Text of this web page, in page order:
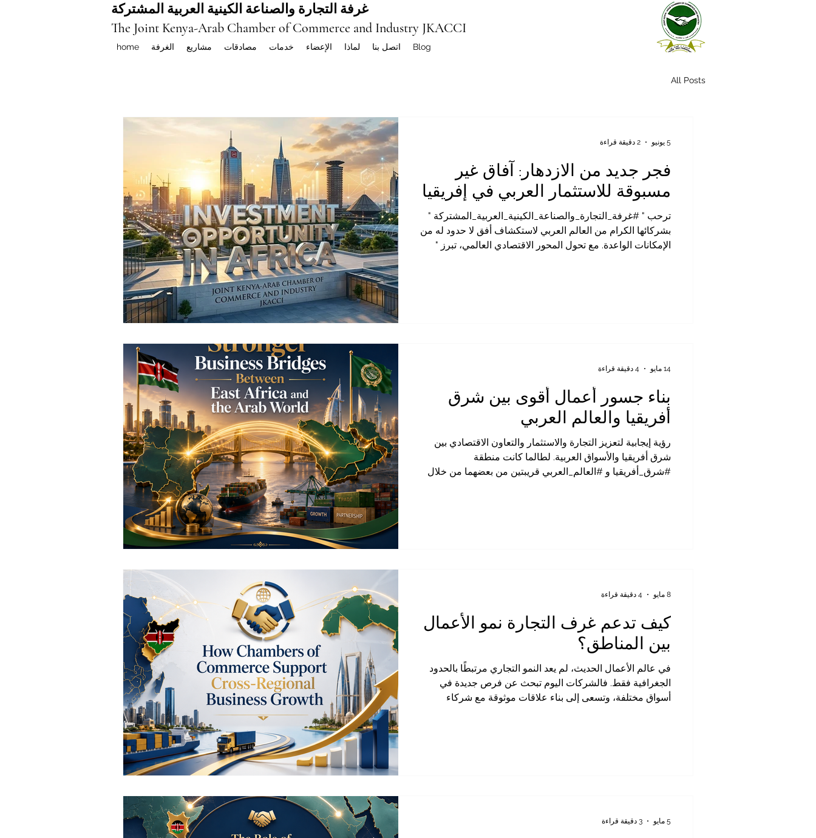
غرفة التجارة والصناعة الكينية العربية المشتركة
The Joint Kenya-Arab Chamber of Commerce and Industry JKACCI
home الغرفة مشاريع مصادقات خدمات الإعضاء لماذا اتصل بنا Blog
All Posts
فجر جديد من الازدهار: آفاق غير
مسبوقة للاستثمار العربي في إفريقيا
ترحب " #غرفة_التجارة_والصناعة_الكينية_العربية_المشتركة "
بشركائها الكرام من العالم العربي لاستكشاف أفق لا حدود له من
الإمكانات الواعدة. مع تحول المحور الاقتصادي العالمي، تبرز "
5 يونيو 2 دقيقة قراءة
بناء جسور أعمال أقوى بين شرق
أفريقيا والعالم العربي
رؤية إيجابية لتعزيز التجارة والاستثمار والتعاون الاقتصادي بين
شرق أفريقيا والأسواق العربية. لطالما كانت منطقة
#شرق_أفريقيا و #العالم_العربي قريبتين من بعضهما من خلال
14 مايو 4 دقيقة قراءة
كيف تدعم غرف التجارة نمو الأعمال
بين المناطق؟
في عالم الأعمال الحديث، لم يعد النمو التجاري مرتبطًا بالحدود
الجغرافية فقط. فالشركات اليوم تبحث عن فرص جديدة في
أسواق مختلفة، وتسعى إلى بناء علاقات موثوقة مع شركاء
8 مايو 4 دقيقة قراءة
5 مايو 3 دقيقة قراءة